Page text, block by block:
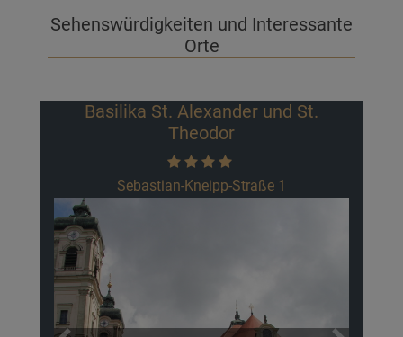
Sehenswürdigkeiten und Interessante
Orte
Basilika St. Alexander und St.
Theodor
Sebastian-Kneipp-Straße 1